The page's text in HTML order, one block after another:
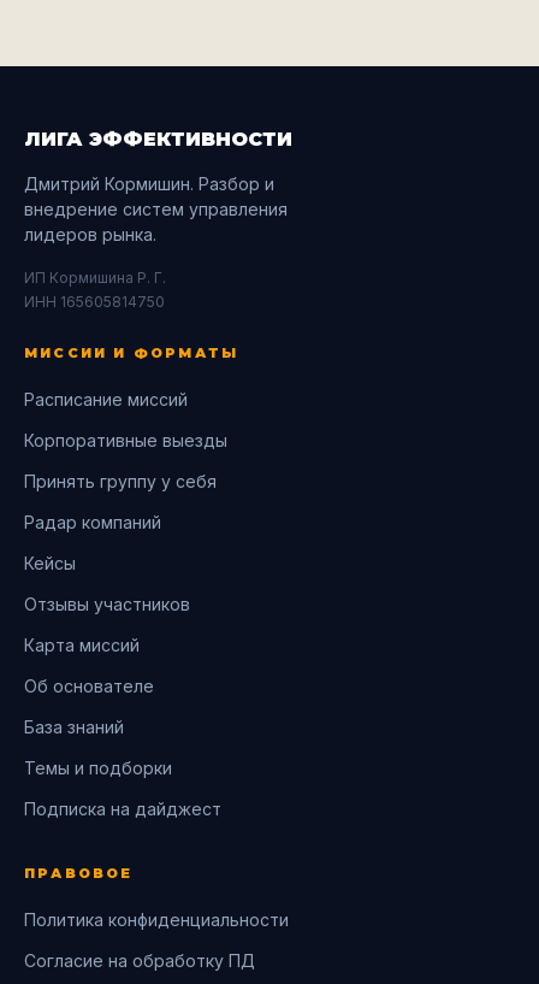
ЛИГА ЭФФЕКТИВНОСТИ
Дмитрий Кормишин. Разбор и
внедрение систем управления
лидеров рынка.
ИП Кормишина Р. Г.
ИНН 165605814750
МИССИИ И ФОРМАТЫ
Расписание миссий
Корпоративные выезды
Принять группу у себя
Радар компаний
Кейсы
Отзывы участников
Карта миссий
Об основателе
База знаний
Темы и подборки
Подписка на дайджест
ПРАВОВОЕ
Политика конфиденциальности
Согласие на обработку ПД